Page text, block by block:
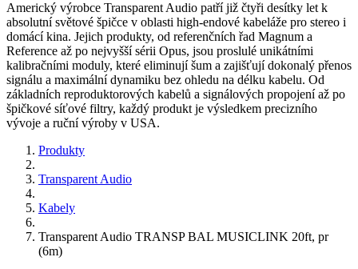
Americký výrobce Transparent Audio patří již čtyři desítky let k
absolutní světové špičce v oblasti high-endové kabeláže pro stereo i
domácí kina. Jejich produkty, od referenčních řad Magnum a
Reference až po nejvyšší sérii Opus, jsou proslulé unikátními
kalibračními moduly, které eliminují šum a zajišťují dokonalý přenos
signálu a maximální dynamiku bez ohledu na délku kabelu. Od
základních reproduktorových kabelů a signálových propojení až po
špičkové síťové filtry, každý produkt je výsledkem precizního
vývoje a ruční výroby v USA.
Produkty
Transparent Audio
Kabely
Transparent Audio TRANSP BAL MUSICLINK 20ft, pr
(6m)